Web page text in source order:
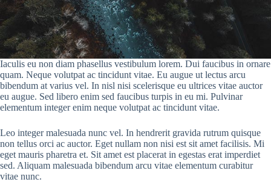
Iaculis eu non diam phasellus vestibulum lorem. Dui faucibus in ornare
quam. Neque volutpat ac tincidunt vitae. Eu augue ut lectus arcu
bibendum at varius vel. In nisl nisi scelerisque eu ultrices vitae auctor
eu augue. Sed libero enim sed faucibus turpis in eu mi. Pulvinar
elementum integer enim neque volutpat ac tincidunt vitae.
Leo integer malesuada nunc vel. In hendrerit gravida rutrum quisque
non tellus orci ac auctor. Eget nullam non nisi est sit amet facilisis. Mi
eget mauris pharetra et. Sit amet est placerat in egestas erat imperdiet
sed. Aliquam malesuada bibendum arcu vitae elementum curabitur
vitae nunc.